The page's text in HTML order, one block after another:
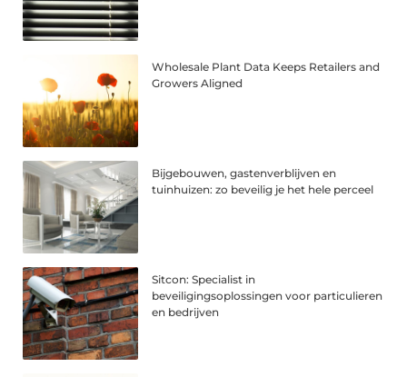
Wholesale Plant Data Keeps Retailers and
Growers Aligned
Bijgebouwen, gastenverblijven en
tuinhuizen: zo beveilig je het hele perceel
Sitcon: Specialist in
beveiligingsoplossingen voor particulieren
en bedrijven